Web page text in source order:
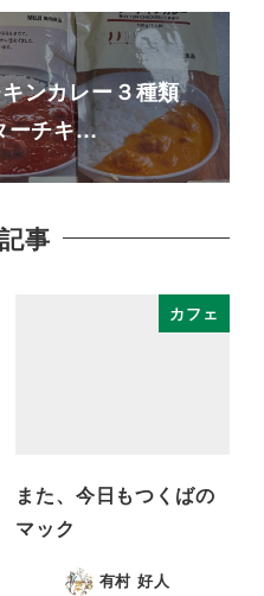
ンカレー３種類
ーチキ…
事
カフェ
また、今日もつくばの
マック
有村 好人